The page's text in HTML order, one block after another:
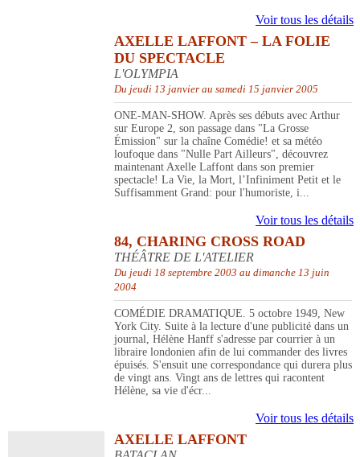
Voir tous les détails
AXELLE LAFFONT – LA FOLIE
DU SPECTACLE
L'OLYMPIA
Du jeudi 13 janvier au samedi 15 janvier 2005
ONE-MAN-SHOW. Après ses débuts avec Arthur
sur Europe 2, son passage dans "La Grosse
Émission" sur la chaîne Comédie! et sa météo
loufoque dans "Nulle Part Ailleurs", découvrez
maintenant Axelle Laffont dans son premier
spectacle! La Vie, la Mort, l’Infiniment Petit et le
Suffisamment Grand: pour l'humoriste, i...
Voir tous les détails
84, CHARING CROSS ROAD
THÉÂTRE DE L'ATELIER
Du jeudi 18 septembre 2003 au dimanche 13 juin
2004
COMÉDIE DRAMATIQUE. 5 octobre 1949, New
York City. Suite à la lecture d'une publicité dans un
journal, Hélène Hanff s'adresse par courrier à un
libraire londonien afin de lui commander des livres
épuisés. S'ensuit une correspondance qui durera plus
de vingt ans. Vingt ans de lettres qui racontent
Hélène, sa vie d'écr...
Voir tous les détails
AXELLE LAFFONT